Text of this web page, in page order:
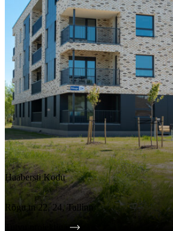
Haabersti Kodu
Rõgu tn 22, 24, Tallinn